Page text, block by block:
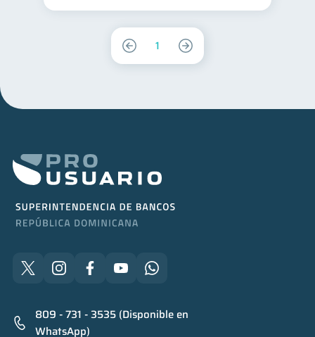
1
809 - 731 - 3535 (Disponible en
WhatsApp)